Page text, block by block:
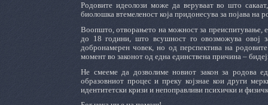
Родовите идеолози може да веруваат во што
биолошка втемеленост која придонесува за појава
Воопшто, отворањето на можност за преиспитување,
до 18 години, што всушност го овозможува овој
добронамерен човек, но од перспектива на
момент во законот од една единствена причина –
Не смееме да дозволиме новиот закон за родова
образовниот процес и преку којзнае кои други
идентитетски кризи и непоправливи психички и